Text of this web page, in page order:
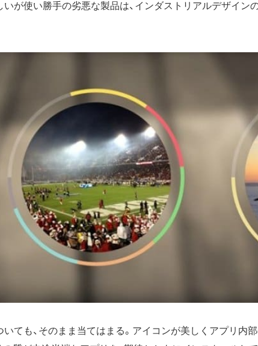
いが使い勝手の劣悪な製品は、インダストリアルデザイン
いても、そのまま当てはまる。アイコンが美しくアプリ内